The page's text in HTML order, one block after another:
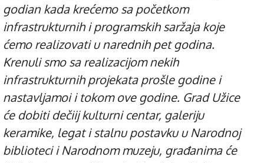
godian kada krećemo sa početkom
infrastrukturnih i programskih saržaja koje
ćemo realizovati u narednih pet godina.
Krenuli smo sa realizacijom nekih
infrastrukturnih projekata prošle godine i
nastavljamoi i tokom ove godine. Grad Užice
će dobiti dečiij kulturni centar, galeriju
keramike, legat i stalnu postavku u Narodnoj
biblioteci i Narodnom muzeju, građanima će